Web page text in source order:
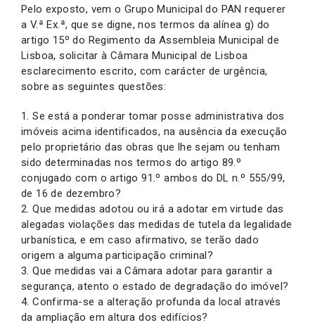
Pelo exposto, vem o Grupo Municipal do PAN requerer
a V.ª Ex.ª, que se digne, nos termos da alínea g) do
artigo 15º do Regimento da Assembleia Municipal de
Lisboa, solicitar à Câmara Municipal de Lisboa
esclarecimento escrito, com carácter de urgência,
sobre as seguintes questões:
1. Se está a ponderar tomar posse administrativa dos
imóveis acima identificados, na ausência da execução
pelo proprietário das obras que lhe sejam ou tenham
sido determinadas nos termos do artigo 89.º
conjugado com o artigo 91.º ambos do DL n.º 555/99,
de 16 de dezembro?
2. Que medidas adotou ou irá a adotar em virtude das
alegadas violações das medidas de tutela da legalidade
urbanística, e em caso afirmativo, se terão dado
origem a alguma participação criminal?
3. Que medidas vai a Câmara adotar para garantir a
segurança, atento o estado de degradação do imóvel?
4. Confirma-se a alteração profunda da local através
da ampliação em altura dos edifícios?